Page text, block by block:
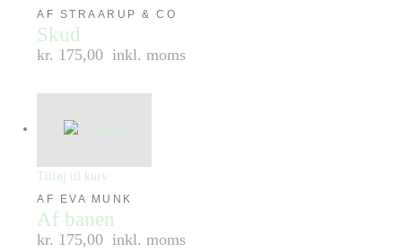
AF STRAARUP & CO
Skud
kr. 175,00 inkl. moms
Tilføj til kurv
AF EVA MUNK
Af banen
kr. 175,00 inkl. moms